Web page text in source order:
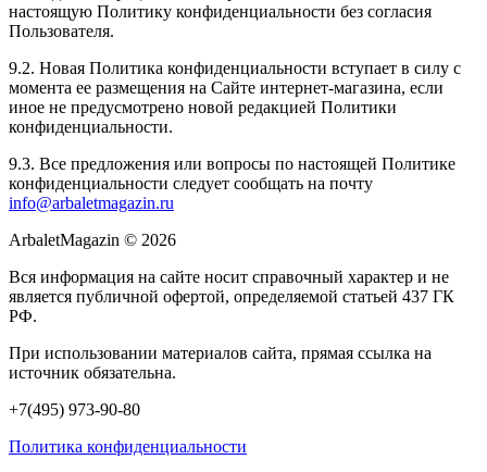
настоящую Политику конфиденциальности без согласия
Пользователя.
9.2. Новая Политика конфиденциальности вступает в силу с
момента ее размещения на Сайте интернет-магазина, если
иное не предусмотрено новой редакцией Политики
конфиденциальности.
9.3. Все предложения или вопросы по настоящей Политике
конфиденциальности следует сообщать на почту
info@arbaletmagazin.ru
ArbaletMagazin © 2026
Вся информация на сайте носит справочный характер и не
является публичной офертой, определяемой статьей 437 ГК
РФ.
При использовании материалов сайта, прямая ссылка на
источник обязательна.
+7(495) 973-90-80
Политика конфиденциальности